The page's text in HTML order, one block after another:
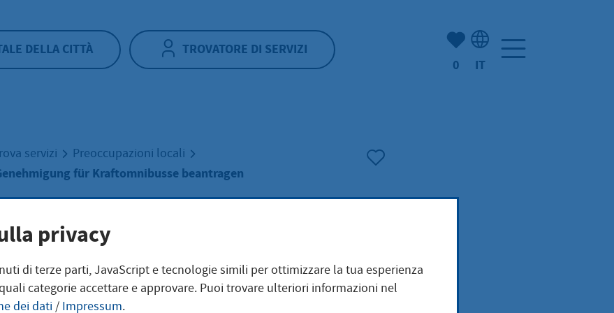
DELLA CITTÀ TROVATORE DI SERVIZI
(Mio) Hofheim:
0 IT
servizi Preoccupazioni locali
für Kraftomnibusse beantragen
der
für
privacy
di terze parti, JavaScript e tecnologie simili per ottimizzare la tua esperienza
categorie accettare e approvare. Puoi trovare ulteriori informazioni nel
dei dati / Impressum.